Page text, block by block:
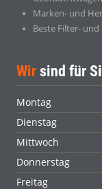
Marken- und
Beste Filter-
Wir sind für
Montag
Dienstag
Mittwoch
Donnerstag
Freitag